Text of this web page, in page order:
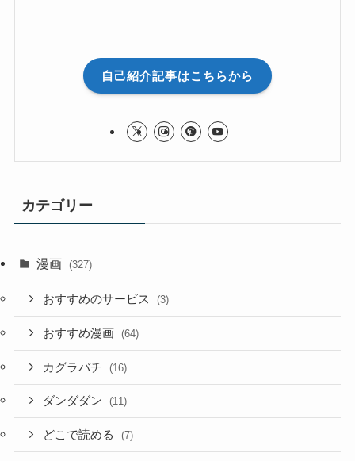
自己紹介記事はこちらから
カテゴリー
漫画 (327)
おすすめのサービス (3)
おすすめ漫画 (64)
カグラバチ (16)
ダンダダン (11)
どこで読める (7)